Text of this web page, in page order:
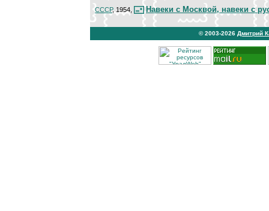
СССР, 1954, Навеки с Москвой, навеки с
© 2003-2026 Дмитрий